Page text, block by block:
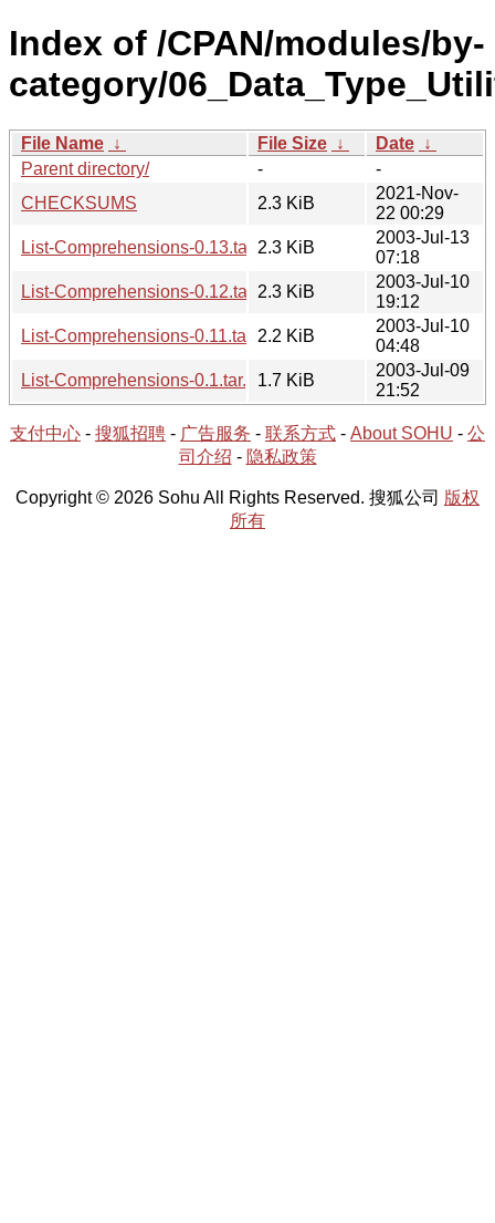
Index of /CPAN/modules/by-
category/
File Name ↓ File Size ↓ Date ↓
Parent directory/
-
-
CHECKSUMS
2.3 KiB
2021-Nov-
22 00:29
List-Comprehensions-0.13.tar.gz2.3 KiB
2003-Jul-13
07:18
List-Comprehensions-0.12.tar.gz2.3 KiB
2003-Jul-10
19:12
List-Comprehensions-0.11.tar.gz2.2 KiB
2003-Jul-10
04:48
List-Comprehensions-0.1.tar.gz1.7 KiB
2003-Jul-09
21:52
支付中心 - 搜狐招聘 - 广告服务 - 联系方式 - About SOHU - 公
司介绍 - 隐私政策
Copyright © 2026 Sohu All Rights Reserved. 搜狐公司 版权
所有